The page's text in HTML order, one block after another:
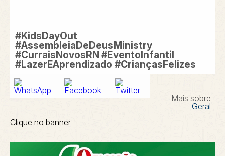
#KidsDayOut
#AssembleiaDeDeusMinistry
#CurraisNovosRN #EventoInfantil
#LazerEAprendizado #CriançasFelizes
Mais sobre
Geral
Clique no banner